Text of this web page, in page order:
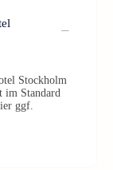
Stockholm
im Standard
ggf.